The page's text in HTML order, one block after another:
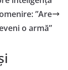
”Are
o armă”